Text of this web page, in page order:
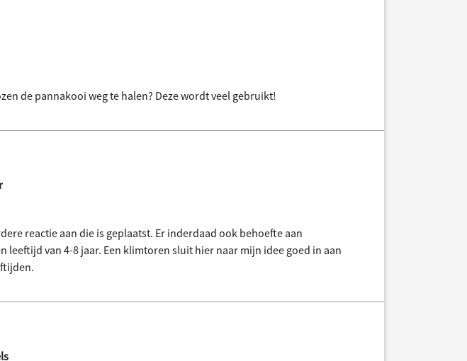
de pannakooi weg te halen? Deze wordt veel gebruikt!
reactie aan die is geplaatst. Er inderdaad ook behoefte aan
leeftijd van 4-8 jaar. Een klimtoren sluit hier naar mijn idee goed in aan